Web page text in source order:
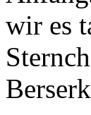
wir es